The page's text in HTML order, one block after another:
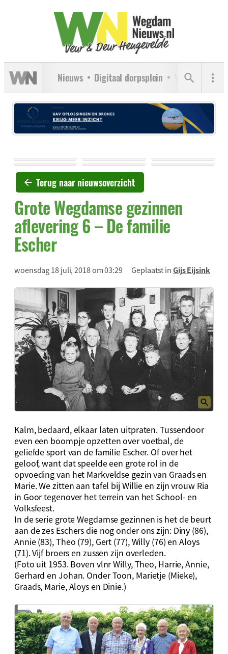
Nieuws Digitaal dorpsplein Verenigingen
Terug naar nieuwsoverzicht
Grote Wegdamse gezinnen
aflevering 6 – De familie
Escher
woensdag 18 juli, 2018 om 03:29 Geplaatst inGijs Eijsink
Kalm, bedaard, elkaar laten uitpraten. Tussendoor
even een boompje opzetten over voetbal, de
geliefde sport van de familie Escher. Of over het
geloof, want dat speelde een grote rol in de
opvoeding van het Markveldse gezin van Graads en
Marie. We zitten aan tafel bij Willie en zijn vrouw Ria
in Goor tegenover het terrein van het School- en
Volksfeest.
In de serie grote Wegdamse gezinnen is het de beurt
aan de zes Eschers die nog onder ons zijn: Diny (86),
Annie (83), Theo (79), Gert (77), Willy (76) en Aloys
(71). Vijf broers en zussen zijn overleden.
(Foto uit 1953. Boven vlnr Willy, Theo, Harrie, Annie,
Gerhard en Johan. Onder Toon, Marietje (Mieke),
Graads, Marie, Aloys en Dinie.)